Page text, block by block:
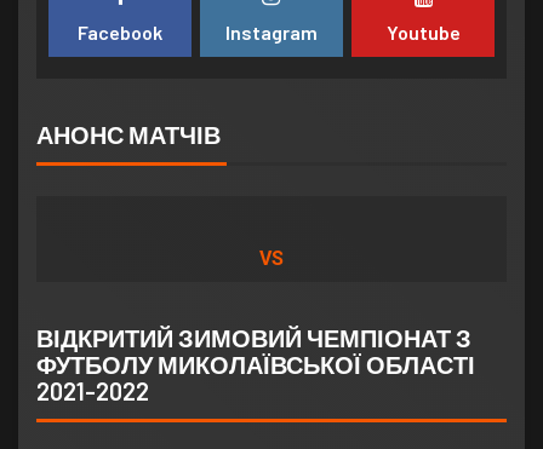
Facebook Instagram Youtube
АНОНС МАТЧІВ
VS
ВІДКРИТИЙ ЗИМОВИЙ ЧЕМПІОНАТ З
ФУТБОЛУ МИКОЛАЇВСЬКОЇ ОБЛАСТІ
2021-2022